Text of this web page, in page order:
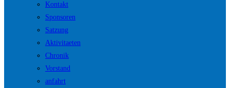
Kontakt
Sponsoren
Satzung
Aktivitaeten
Chronik
Vorstand
anfahrt